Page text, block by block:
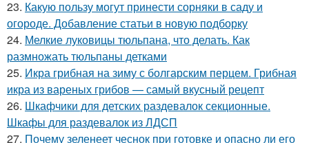
23. Какую пользу могут принести сорняки в саду и
огороде. Добавление статьи в новую подборку
24. Мелкие луковицы тюльпана, что делать. Как
размножать тюльпаны детками
25. Икра грибная на зиму с болгарским перцем. Грибная
икра из вареных грибов — самый вкусный рецепт
26. Шкафчики для детских раздевалок секционные.
Шкафы для раздевалок из ЛДСП
27. Почему зеленеет чеснок при готовке и опасно ли его